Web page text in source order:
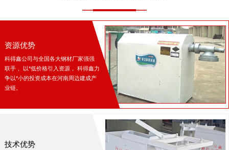
资源优势
科得鑫公司与全国各大钢材厂家强强
联手， 以*低价格引入资源， 科得鑫力
争以*小的投资成本在河南周边建成产
业链。
技术优势